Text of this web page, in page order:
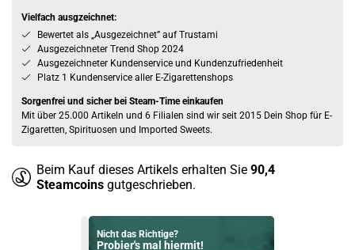
Vielfach ausgzeichnet:
Bewertet als „Ausgezeichnet” auf Trustami
Ausgezeichneter Trend Shop 2024
Ausgezeichneter Kundenservice und Kundenzufriedenheit
Platz 1 Kundenservice aller E-Zigarettenshops
Sorgenfrei und sicher bei Steam-Time einkaufen
Mit über 25.000 Artikeln und 6 Filialen sind wir seit 2015 Dein Shop für E-
Zigaretten, Spirituosen und Imported Sweets.
Beim Kauf dieses Artikels erhalten Sie 90,4
Steamcoins gutgeschrieben.
Nicht das Richtige?
Probier's mal hiermit!